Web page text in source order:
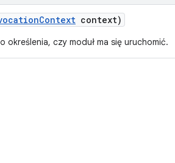
Context context)
określenia, czy moduł ma się uruchomić.